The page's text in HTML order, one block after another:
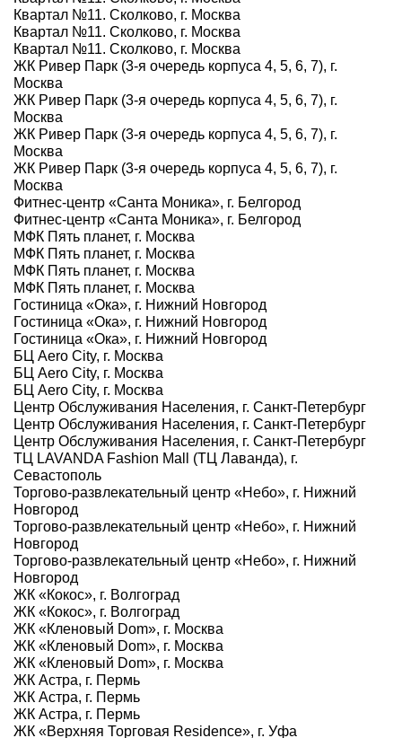
Квартал №11. Сколково, г. Москва
Квартал №11. Сколково, г. Москва
Квартал №11. Сколково, г. Москва
ЖК Ривер Парк (3-я очередь корпуса 4, 5, 6, 7), г.
Москва
ЖК Ривер Парк (3-я очередь корпуса 4, 5, 6, 7), г.
Москва
ЖК Ривер Парк (3-я очередь корпуса 4, 5, 6, 7), г.
Москва
ЖК Ривер Парк (3-я очередь корпуса 4, 5, 6, 7), г.
Москва
Фитнес-центр «Санта Моника», г. Белгород
Фитнес-центр «Санта Моника», г. Белгород
МФК Пять планет, г. Москва
МФК Пять планет, г. Москва
МФК Пять планет, г. Москва
МФК Пять планет, г. Москва
Гостиница «Ока», г. Нижний Новгород
Гостиница «Ока», г. Нижний Новгород
Гостиница «Ока», г. Нижний Новгород
БЦ Aero City, г. Москва
БЦ Aero City, г. Москва
БЦ Aero City, г. Москва
Центр Обслуживания Населения, г. Санкт-Петербург
Центр Обслуживания Населения, г. Санкт-Петербург
Центр Обслуживания Населения, г. Санкт-Петербург
ТЦ LAVANDA Fashion Mall (ТЦ Лаванда), г.
Севастополь
Торгово-развлекательный центр «Небо», г. Нижний
Новгород
Торгово-развлекательный центр «Небо», г. Нижний
Новгород
Торгово-развлекательный центр «Небо», г. Нижний
Новгород
ЖК «Кокос», г. Волгоград
ЖК «Кокос», г. Волгоград
ЖК «Кленовый Dom», г. Москва
ЖК «Кленовый Dom», г. Москва
ЖК «Кленовый Dom», г. Москва
ЖК Астра, г. Пермь
ЖК Астра, г. Пермь
ЖК Астра, г. Пермь
ЖК «Верхняя Торговая Residence», г. Уфа